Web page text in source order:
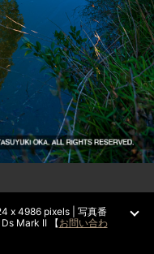
x 4986 pixels | 写真番
Mark II 【お問い合わ